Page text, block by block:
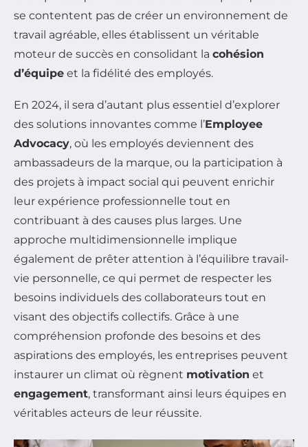
se contentent pas de créer un environnement de
travail agréable, elles établissent un véritable
moteur de succès en consolidant la cohésion
d’équipe et la fidélité des employés.
En 2024, il sera d’autant plus essentiel d’explorer
des solutions innovantes comme l’Employee
Advocacy, où les employés deviennent des
ambassadeurs de la marque, ou la participation à
des projets à impact social qui peuvent enrichir
leur expérience professionnelle tout en
contribuant à des causes plus larges. Une
approche multidimensionnelle implique
également de prêter attention à l’équilibre travail-
vie personnelle, ce qui permet de respecter les
besoins individuels des collaborateurs tout en
visant des objectifs collectifs. Grâce à une
compréhension profonde des besoins et des
aspirations des employés, les entreprises peuvent
instaurer un climat où règnent motivation et
engagement, transformant ainsi leurs équipes en
véritables acteurs de leur réussite.